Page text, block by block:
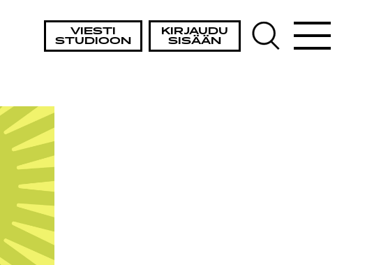
VIESTI
STUDIOON
KIRJAUDU
SISÄÄN